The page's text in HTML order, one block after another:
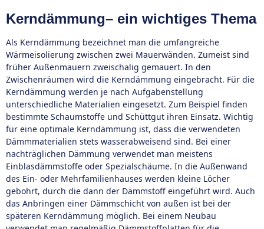
Kerndämmung– ein wichtiges Thema
Als Kerndämmung bezeichnet man die umfangreiche
Wärmeisolierung zwischen zwei Mauerwänden. Zumeist sind
früher Außenmauern zweischalig gemauert. In den
Zwischenräumen wird die Kerndämmung eingebracht. Für die
Kerndämmung werden je nach Aufgabenstellung
unterschiedliche Materialien eingesetzt. Zum Beispiel finden
bestimmte Schaumstoffe und Schüttgut ihren Einsatz. Wichtig
für eine optimale Kerndämmung ist, dass die verwendeten
Dämmmaterialien stets wasserabweisend sind. Bei einer
nachträglichen Dämmung verwendet man meistens
Einblasdämmstoffe oder Spezialschäume. In die Außenwand
des Ein- oder Mehrfamilienhauses werden kleine Löcher
gebohrt, durch die dann der Dämmstoff eingeführt wird. Auch
das Anbringen einer Dämmschicht von außen ist bei der
späteren Kerndämmung möglich. Bei einem Neubau